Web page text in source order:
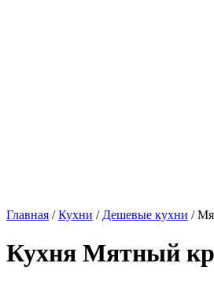
Главная /Кухни / Дешевые кухни /
Кухня Мятный